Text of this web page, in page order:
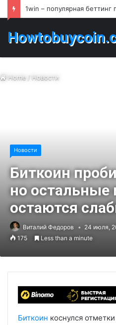
Home/Новости
Новости
Биткоин
но
остаются
Виталий Федоров 24 июля,
175
Less than a minute
Биткоин коснулся